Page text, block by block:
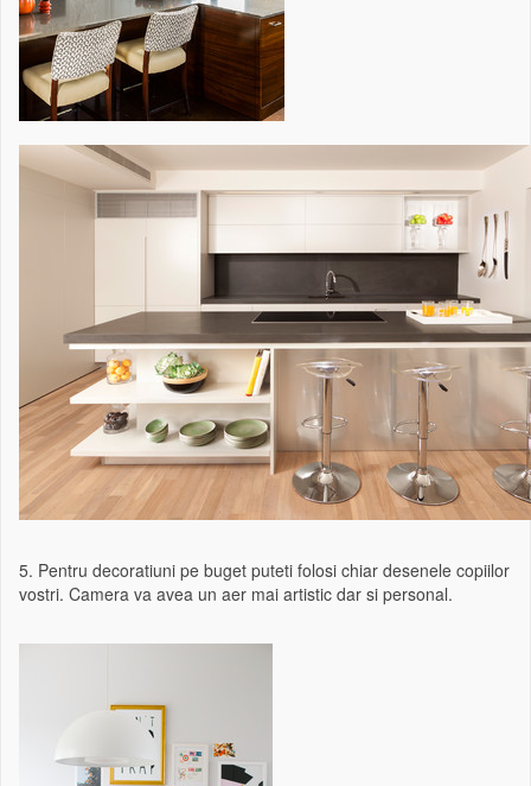
5. Pentru decoratiuni pe buget puteti folosi chiar desenele copiilor
vostri. Camera va avea un aer mai artistic dar si personal.